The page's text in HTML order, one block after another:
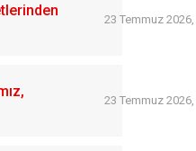
23 Temmuz
23 Temmuz